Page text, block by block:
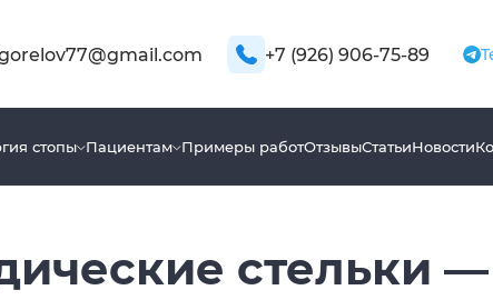
+7 (926) 906-75-89
стопы Пациентам Примеры работОтзывыСтатьиНовости
стельки